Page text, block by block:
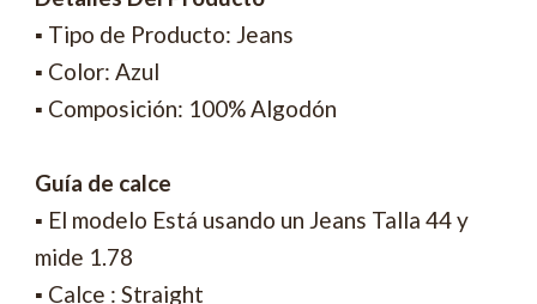
▪ Tipo de Producto: Jeans
▪ Color: Azul
▪ Composición: 100% Algodón
Guía de calce
▪ El modelo Está usando un Jeans Talla 44 y
mide 1.78
▪ Calce : Straight